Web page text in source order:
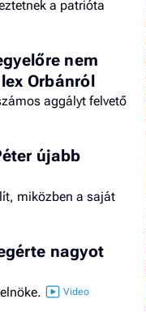
a patrióta
nem
Orbánról
aggályt felvető
újabb
miközben a saját
nagyot